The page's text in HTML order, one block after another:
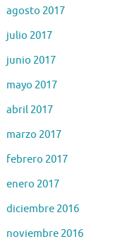
agosto 2017
julio 2017
junio 2017
mayo 2017
abril 2017
marzo 2017
febrero 2017
enero 2017
diciembre 2016
noviembre 2016